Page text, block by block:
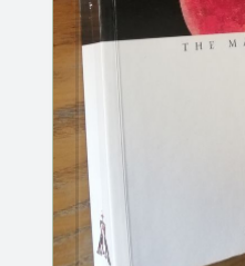
THE MAGIC OF AMBER